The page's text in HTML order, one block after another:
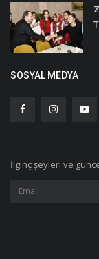
SOSYAL MEDYA
İlginç şeyleri ve